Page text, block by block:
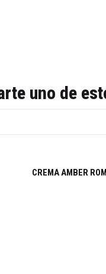
uno de
CREMA AMBER